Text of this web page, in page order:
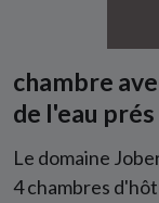
chambre
de l'eau
Le domaine
4 chambres